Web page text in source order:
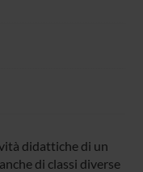
didattiche di un
di classi diverse